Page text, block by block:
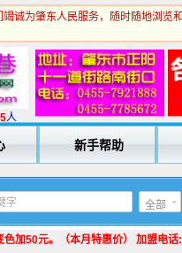
诚为肇东人民服务，随时随地浏览
人
新手帮助
全部
色加50元。（本月特惠价） 加盟电
电业局：95598 7714063
人民医院: 7713311
机票预订:0455-6987567
法律服务:招商中
专业刷墙:15945980325
房产中介:招商中
电脑维修:15945066378